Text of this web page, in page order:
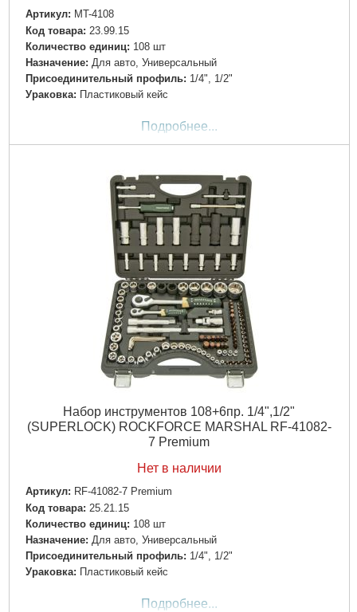
Артикул: MT-4108
Код товара: 23.99.15
Количество единиц: 108 шт
Назначение: Для авто, Универсальный
Пpиcoeдинитeльный пpoфиль: 1/4", 1/2"
Ураковка: Пластиковый кейс
Подробнее...
Набор инструментов 108+6пр. 1/4",1/2"
(SUPERLOCK) ROCKFORCE MARSHAL RF-41082-
7 Premium
Нет в наличии
Артикул: RF-41082-7 Premium
Код товара: 25.21.15
Количество единиц: 108 шт
Назначение: Для авто, Универсальный
Пpиcoeдинитeльный пpoфиль: 1/4", 1/2"
Ураковка: Пластиковый кейс
Подробнее...